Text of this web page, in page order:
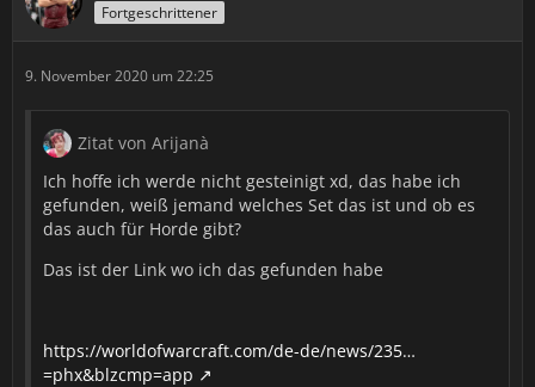
Fortgeschrittener
9. November 2020 um 22:25
Zitat von Arijanà
Ich hoffe ich werde nicht gesteinigt xd, das habe ich
gefunden, weiß jemand welches Set das ist und ob es
das auch für Horde gibt?
Das ist der Link wo ich das gefunden habe
https://worldofwarcraft.com/de-de/news/235…
=phx&blzcmp=app